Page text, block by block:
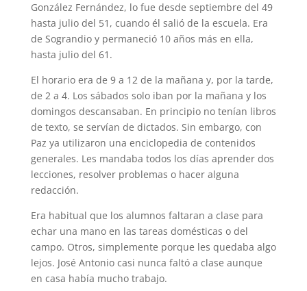
González Fernández, lo fue desde septiembre del 49
hasta julio del 51, cuando él salió de la escuela. Era
de Sograndio y permaneció 10 años más en ella,
hasta julio del 61.
El horario era de 9 a 12 de la mañana y, por la tarde,
de 2 a 4. Los sábados solo iban por la mañana y los
domingos descansaban. En principio no tenían libros
de texto, se servían de dictados. Sin embargo, con
Paz ya utilizaron una enciclopedia de contenidos
generales. Les mandaba todos los días aprender dos
lecciones, resolver problemas o hacer alguna
redacción.
Era habitual que los alumnos faltaran a clase para
echar una mano en las tareas domésticas o del
campo. Otros, simplemente porque les quedaba algo
lejos. José Antonio casi nunca faltó a clase aunque
en casa había mucho trabajo.